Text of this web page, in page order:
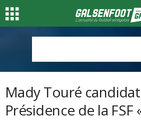
Mady Touré
Présidence de la FSF